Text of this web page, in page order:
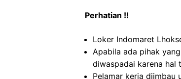
Perhatian !!
Loker Indomaret
Apabila ada pihak
diwaspadai karena hal
Pelamar kerja diimbau